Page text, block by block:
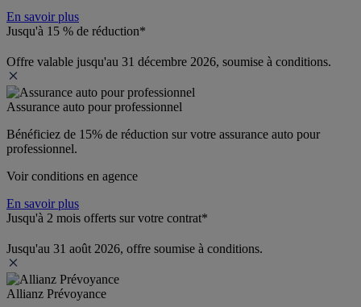
En savoir plus
Jusqu'à 15 % de réduction*
Offre valable jusqu'au 31 décembre 2026, soumise à conditions.
Assurance auto pour professionnel
Bénéficiez de 15% de réduction sur votre assurance auto pour
professionnel.
Voir conditions en agence
En savoir plus
Jusqu'à 2 mois offerts sur votre contrat*
Jusqu'au 31 août 2026, offre soumise à conditions.
Allianz Prévoyance